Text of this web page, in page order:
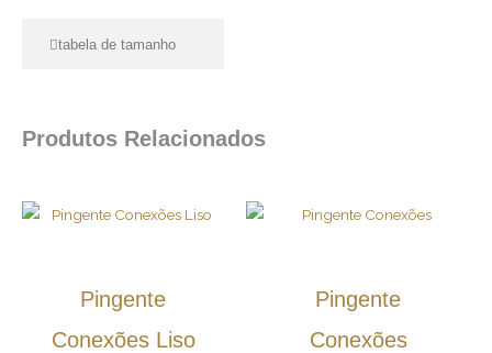
tabela de tamanho
Produtos Relacionados
Pingente
Conexões Liso
Pingente
Conexões